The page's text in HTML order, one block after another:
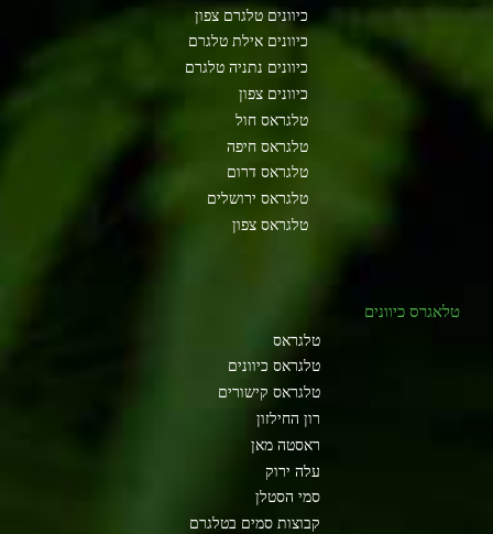
כיוונים טלגרם צפון
כיוונים אילת טלגרם
כיוונים נתניה טלגרם
כיוונים צפון
טלגראס חול
טלגראס חיפה
טלגראס דרום
טלגראס ירושלים
טלגראס צפון
טלאגרס כיוונים
טלגראס
טלגראס כיוונים
טלגראס קישורים
רון החילזון
ראסטה מאן
עלה ירוק
סמי הסטלן
קבוצות סמים בטלגרם